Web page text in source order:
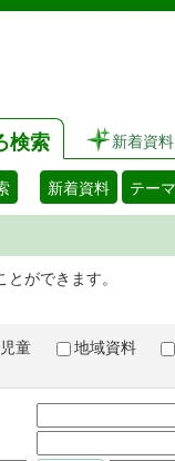
検索 新着資料
新着資料 テー
ができます。
児童
地域資料